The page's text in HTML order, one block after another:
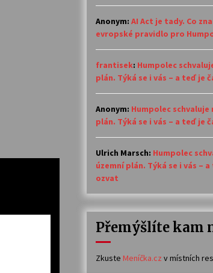
Anonym: AI Act je tady. Co
evropské pravidlo pro
frantisek: Humpolec
plán. Týká se i vás – a teď je
Anonym: Humpolec schvaluje
plán. Týká se i vás – a teď je
Ulrich Marsch: Humpolec
územní plán. Týká se i vás –
ozvat
Přemýšlíte kam
Zkuste Meníčka.cz v místních